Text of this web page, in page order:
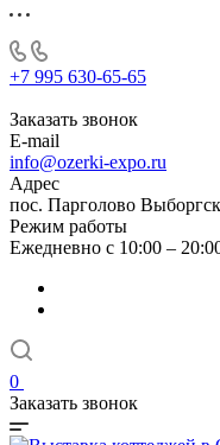
+7 995 630-65-65
Заказать звонок
E-mail
info@ozerki-expo.ru
Адрес
пос. Парголово
Режим работы
Ежедневно с 10:00 –
0
Заказать звонок